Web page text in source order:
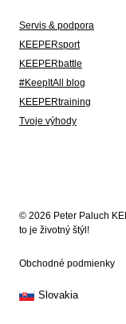
Servis & podpora
KEEPERsport
KEEPERbattle
#KeepItAll blog
KEEPERtraining
Tvoje výhody
© 2026 Peter Paluch
to je životný štýl!
Obchodné podmienky
Slovakia